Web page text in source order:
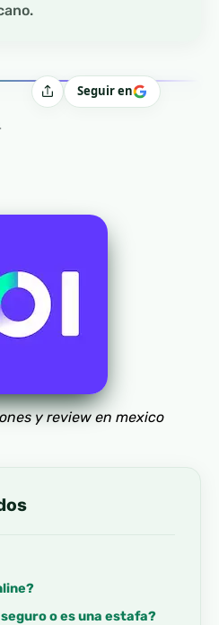
CompartirSeguir en
y review en mexico
o es una estafa?